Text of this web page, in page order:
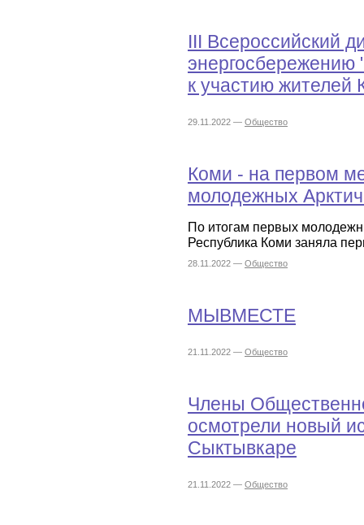
III Всероссийский
к участию жителей
29.11.2022 — Общество
Коми - на первом
молодежных
По итогам первых
Республика Коми заняла
28.11.2022 — Общество
МЫВМЕСТЕ
21.11.2022 — Общество
Члены
осмотрели новый
Сыктывкаре
21.11.2022 — Общество